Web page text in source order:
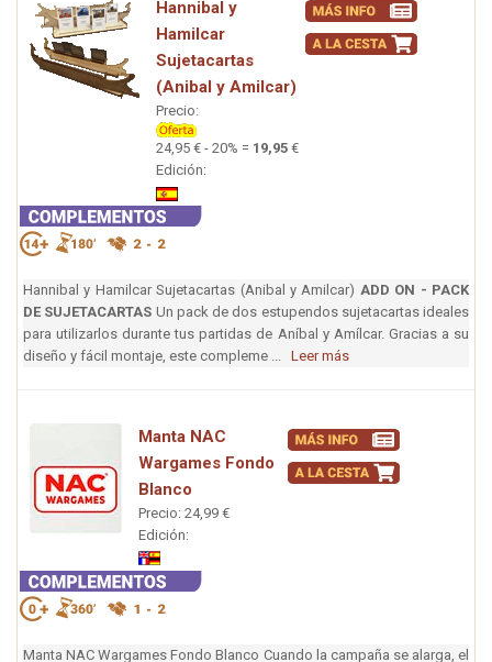
Hannibal y
Hamilcar
Sujetacartas
(Anibal y Amilcar)
Precio:
24,95 € - 20% = 19,95 €
Edición:
Hannibal y Hamilcar Sujetacartas (Anibal y Amilcar) ADD ON - PACK
DE SUJETACARTAS Un pack de dos estupendos sujetacartas ideales
para utilizarlos durante tus partidas de Aníbal y Amílcar. Gracias a su
diseño y fácil montaje, este compleme ... Leer más
Manta NAC
Wargames Fondo
Blanco
Precio: 24,99 €
Edición:
Manta NAC Wargames Fondo Blanco Cuando la campaña se alarga, el